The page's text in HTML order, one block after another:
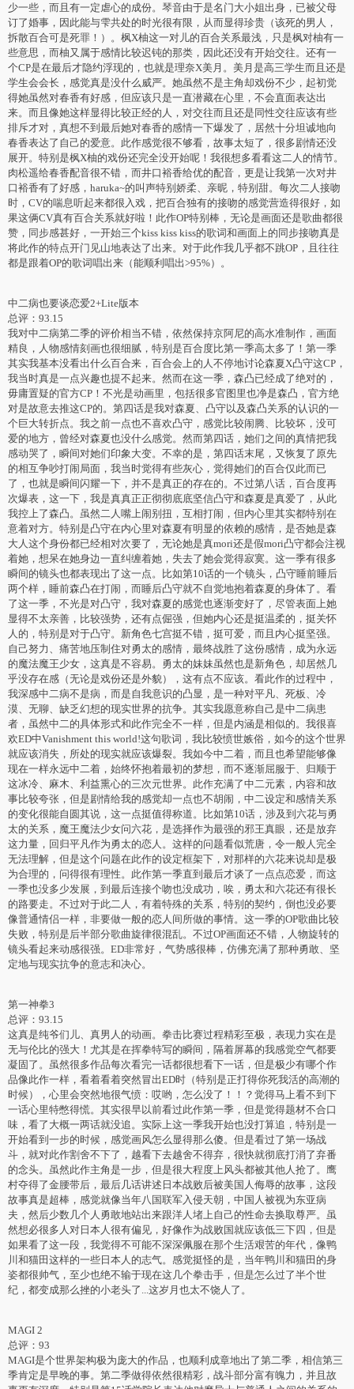
少一些，而且有一定虐心的成份。琴音由于是名门大小姐出身，已被父母
订了婚事，因此能与雫共处的时光很有限，从而显得珍贵（该死的男人，
拆散百合可是死罪！）。枫X柚这一对儿的百合关系最浅，只是枫对柚有一
些意思，而柚又属于感情比较迟钝的那类，因此还没有开始交往。还有一
个CP是在最后才隐约浮现的，也就是理奈X美月。美月是高三学生而且还是
学生会会长，感觉真是没什么威严。她虽然不是主角却戏份不少，起初觉
得她虽然对春香有好感，但应该只是一直潜藏在心里，不会直面表达出
来。而且像她这样显得比较正经的人，对交往而且还是同性交往应该有些
排斥才对，真想不到最后她对春香的感情一下爆发了，居然十分坦诚地向
春香表达了自己的爱意。此作感觉很不够看，故事太短了，很多剧情还没
展开。特别是枫X柚的戏份还完全没开始呢！我很想多看看这二人的情节。
肉松遥给春香配音很不错，而井口裕香给优的配音，更是让我第一次对井
口裕香有了好感，haruka~的叫声特别娇柔、亲昵，特别甜。每次二人接吻
时，CV的喘息听起来都很入戏，把百合独有的接吻的感觉营造得很好，如
果这俩CV真有百合关系就好啦！此作OP特别棒，无论是画面还是歌曲都很
赞，同步感甚好，一开始三个kiss kiss kiss的歌词和画面上的同步接吻真是
将此作的特点开门见山地表达了出来。对于此作我几乎都不跳OP，且往往
都是跟着OP的歌词唱出来（能顺利唱出>95%）。
中二病也要谈恋爱2+Lite版本
总评：93.15
我对中二病第二季的评价相当不错，依然保持京阿尼的高水准制作，画面
精良，人物感情刻画也很细腻，特别是百合度比第一季高太多了！第一季
其实我基本没看出什么百合来，百合会上的人不停地讨论森夏X凸守这CP，
我当时真是一点兴趣也提不起来。然而在这一季，森凸已经成了绝对的，
毋庸置疑的官方CP！不光是动画里，包括很多官图里也净是森凸，官方绝
对是故意去推这CP的。第四话是我对森夏、凸守以及森凸关系的认识的一
个巨大转折点。我之前一点也不喜欢凸守，感觉比较闹腾、比较坏，没可
爱的地方，曾经对森夏也没什么感觉。然而第四话，她们之间的真情把我
感动哭了，瞬间对她们印象大变。不幸的是，第四话末尾，又恢复了原先
的相互争吵打闹局面，我当时觉得有些灰心，觉得她们的百合仅此而已
了，也就是瞬间闪耀一下，并不是真正的存在的。不过第八话，百合度再
次爆表，这一下，我是真真正正彻彻底底坚信凸守和森夏是真爱了，从此
我控上了森凸。虽然二人嘴上闹别扭，互相打闹，但内心里其实都特别在
意着对方。特别是凸守在内心里对森夏有明显的依赖的感情，是否她是森
大人这个身份都已经相对次要了，无论她是真mori还是假mori凸守都会注视
着她，想呆在她身边一直纠缠着她，失去了她会觉得寂寞。这一季有很多
瞬间的镜头也都表现出了这一点。比如第10话的一个镜头，凸守睡前睡后
两个样，睡前森凸在打闹，而睡后凸守就不自觉地抱着森夏的身体了。看
了这一季，不光是对凸守，我对森夏的感觉也逐渐变好了，尽管表面上她
显得不太亲善，比较强势，还有点倔强，但她内心还是挺温柔的，挺关怀
人的，特别是对于凸守。新角色七宫挺不错，挺可爱，而且内心挺坚强。
自己努力、痛苦地压制住对勇太的感情，最终战胜了这份感情，成为永远
的魔法魔王少女，这真是不容易。勇太的妹妹虽然也是新角色，却居然几
乎没存在感（无论是戏份还是外貌），这有点不应该。看此作的过程中，
我深感中二病不是病，而是自我意识的凸显，是一种对平凡、死板、冷
漠、无聊、缺乏幻想的现实世界的抗争。其实我愿意称自己是中二病患
者，虽然中二的具体形式和此作完全不一样，但是内涵是相似的。我很喜
欢ED中Vanishment this world!这句歌词，我比较愤世嫉俗，如今的这个世界
就应该消失，所处的现实就应该爆裂。我如今中二着，而且也希望能够像
现在一样永远中二着，始终怀抱着最初的梦想，而不逐渐屈服于、归顺于
这冰冷、麻木、利益熏心的三次元世界。此作充满了中二元素，内容和故
事比较夸张，但是剧情给我的感觉却一点也不胡闹，中二设定和感情关系
的变化很能自圆其说，这一点挺值得称道。比如第10话，涉及到六花与勇
太的关系，魔王魔法少女问六花，是选择作为最强的邪王真眼，还是放弃
这力量，回归平凡作为勇太的恋人。这样的问题看似荒唐，令一般人完全
无法理解，但是这个问题在此作的设定框架下，对那样的六花来说却是极
为合理的，问得很有理性。此作第一季直到最后才谈了一点点恋爱，而这
一季也没多少发展，到最后连接个吻也没成功，唉，勇太和六花还有很长
的路要走。不过对于此二人，有着特殊的关系，特别的契约，倒也没必要
像普通情侣一样，非要做一般的恋人间所做的事情。这一季的OP歌曲比较
失败，特别是后半部分歌曲旋律很混乱。不过OP画面还不错，人物旋转的
镜头看起来动感很强。ED非常好，气势感很棒，仿佛充满了那种勇敢、坚
定地与现实抗争的意志和决心。
第一神拳3
总评：93.15
这真是纯爷们儿、真男人的动画。拳击比赛过程精彩至极，表现力实在是
无与伦比的强大！尤其是在挥拳特写的瞬间，隔着屏幕的我感觉空气都要
凝固了。虽然很多作品每次看完一话都很想看下一话，但是极少有哪个作
品像此作一样，看着看着突然冒出ED时（特别是正打得你死我活的高潮的
时候），心里会突然地很气愤：哎哟，怎么没了！！？觉得马上看不到下
一话心里特憋得慌。其实很早以前看过此作第一季，但是觉得题材不合口
味，看了大概一两话就没追。实际上这一季我开始也没打算追，特别是一
开始看到一步的时候，感觉画风怎么显得那么傻。但是看过了第一场战
斗，就对此作割舍不下了，越看下去越舍不得弃，很快就彻底打消了弃番
的念头。虽然此作主角是一步，但是很大程度上风头都被其他人抢了。鹰
村夺得了金腰带后，最后几话讲述日本战败后被美国人侮辱的故事，这段
故事真是超棒，感觉就像当年八国联军入侵天朝，中国人被视为东亚病
夫，然后少数几个人勇敢地站出来跟洋人堵上自己的性命去换取尊严。虽
然想必很多人对日本人很有偏见，好像作为战败国就应该低三下四，但是
如果看了这一段，我觉得不可能不深深佩服在那个生活艰苦的年代，像鸭
川和猫田这样的一些日本人的志气。感觉挺怪的是，当年鸭川和猫田的身
姿都很帅气，至少也绝不输于现在这几个拳击手，但是怎么过了半个世
纪，都变成那么挫的小老头了...这岁月也太不饶人了。
MAGI 2
总评：93
MAGI是个世界架构极为庞大的作品，也顺利成章地出了第二季，相信第三
季肯定是早晚的事。第二季做得依然很精彩，战斗部分富有魄力，并且故